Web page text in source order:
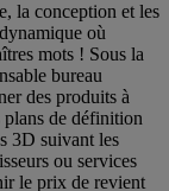
la conception et les
où
mots ! Sous la
bureau
des produits à
plans de définition
3D suivant les
ou services
le prix de revient